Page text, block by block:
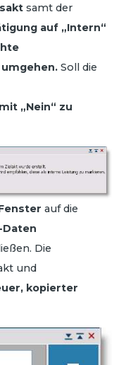
samt der
auf „Intern“
Soll die
„Nein“ zu
auf die
Daten
Die
und
kopierter